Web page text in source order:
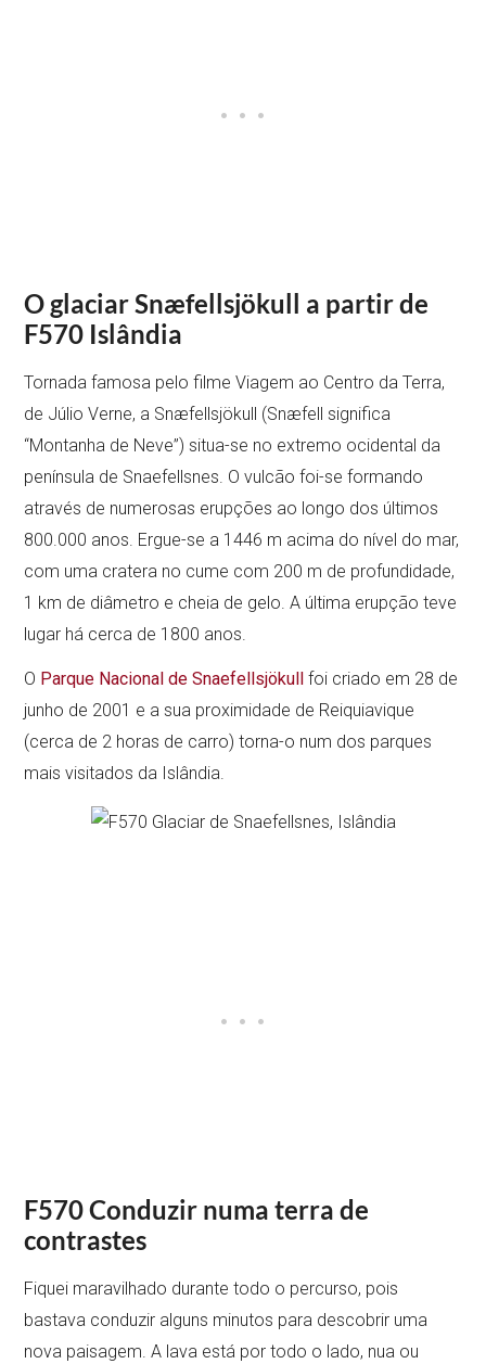
O glaciar Snæfellsjökull a partir de
F570 Islândia
Tornada famosa pelo filme Viagem ao Centro da Terra,
de Júlio Verne, a Snæfellsjökull (Snæfell significa
“Montanha de Neve”) situa-se no extremo ocidental da
península de Snaefellsnes. O vulcão foi-se formando
através de numerosas erupções ao longo dos últimos
800.000 anos. Ergue-se a 1446 m acima do nível do mar,
com uma cratera no cume com 200 m de profundidade,
1 km de diâmetro e cheia de gelo. A última erupção teve
lugar há cerca de 1800 anos.
O Parque Nacional de Snaefellsjökull
foi criado em 28 de
junho de 2001 e a sua proximidade de Reiquiavique
(cerca de 2 horas de carro) torna-o num dos parques
mais visitados da Islândia.
F570 Conduzir numa terra de
contrastes
Fiquei maravilhado durante todo o percurso, pois
bastava conduzir alguns minutos para descobrir uma
nova paisagem. A lava está por todo o lado, nua ou